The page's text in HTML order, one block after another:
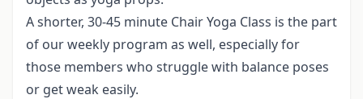
A shorter, 30-45 minute Chair Yoga Class is the part
of our weekly program as well, especially for
those members who struggle with balance poses
or get weak easily.